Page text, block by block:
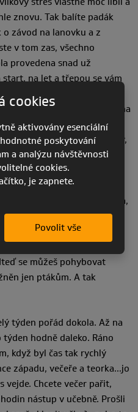
znovu. Tak balíte padák
závod na lanovku a z
v tom zas, všechno
provedena snad už
na let a třepou se vám
šup, už jste zase ve
lepší, nesoustředíte se tak na
tolik o jejich
jak pro Barbienky,
a kravičky taky. Už
začít rozpočet na přistání
větru, ostatně stejně
endorfin, běh, lanovka,
stejně jako ten dole,
ten úplně nahoře? Ten se
dokázal jsi to! Buď pokorný
se můžeš pohybovat
jen ptákům. A tak
týden pořád dokola. Až na
hodně daleko. Ráno
když byl čas tak rychlý
západu, večeře a teorka…jo
vejde. Chcete večer pařit,
nástup v učebně. Prošli
cookies
aktivovány esenciální
poskytování
a analýzu návštěvnosti
cookies.
je zapnete.
Povolit vše